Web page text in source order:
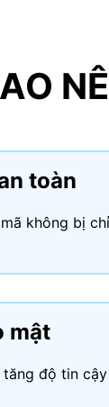
toàn
không bị
mật
tăng độ tin cậy